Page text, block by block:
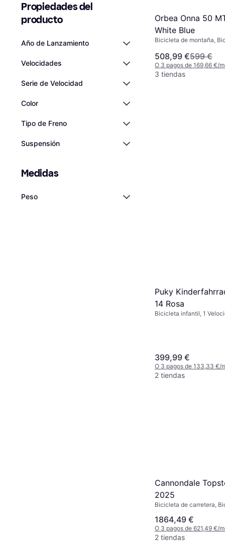
Propiedades del
producto
Año de Lanzamiento
Velocidades
Serie de Velocidad
Color
Tipo de Freno
Suspensión
Medidas
Peso
Orbea Onna 50
White Blue
Bicicleta de montaña,
508,99 €599 €
O 3 pagos de 169,66 €/
3 tiendas
Puky
14 Rosa
Bicicleta infantil, 1
399,99 €
O 3 pagos de 133,33 €/
2 tiendas
Cannondale
2025
Bicicleta de carretera,
1864,49 €
O 3 pagos de 621,49 €/
2 tiendas